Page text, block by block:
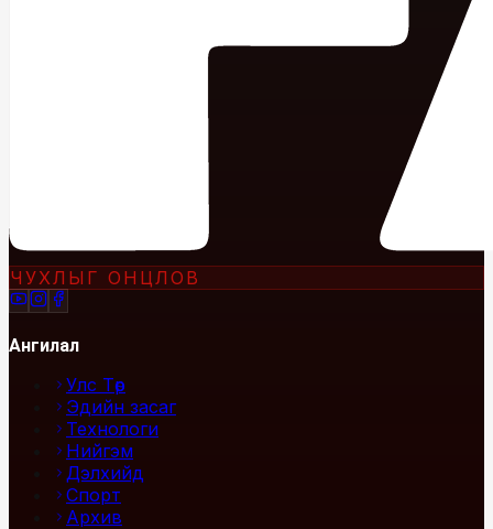
ЧУХЛЫГ ОНЦЛОВ
Ангилал
Улс Төр
Эдийн засаг
Технологи
Нийгэм
Дэлхийд
Спорт
Архив